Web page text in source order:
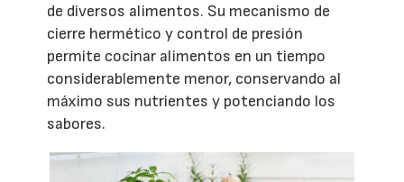
de diversos alimentos. Su mecanismo de
cierre hermético y control de presión
permite cocinar alimentos en un tiempo
considerablemente menor, conservando al
máximo sus nutrientes y potenciando los
sabores.